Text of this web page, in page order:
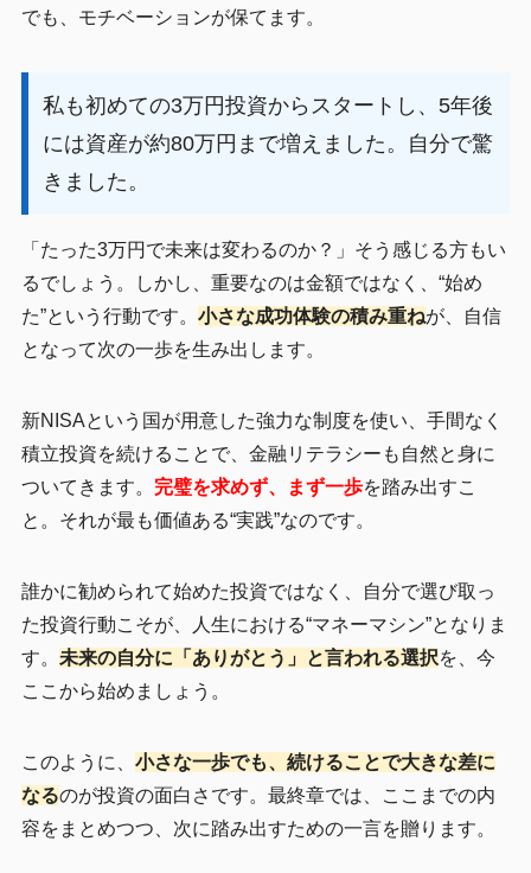
でも、モチベーションが保てます。
私も初めての3万円投資からスタートし、5年後
には資産が約80万円まで増えました。自分で驚
きました。
「たった3万円で未来は変わるのか？」そう感じる方もい
るでしょう。しかし、重要なのは金額ではなく、“始め
た”という行動です。 小さな成功体験の積み重ねが、自信
となって次の一歩を生み出します。
新NISAという国が用意した強力な制度を使い、手間なく
積立投資を続けることで、金融リテラシーも自然と身に
ついてきます。 完璧を求めず、まず一歩を踏み出すこ
と。それが最も価値ある“実践”なのです。
誰かに勧められて始めた投資ではなく、自分で選び取っ
た投資行動こそが、人生における“マネーマシン”となりま
す。 未来の自分に「ありがとう」と言われる選択を、今
ここから始めましょう。
このように、 小さな一歩でも、続けることで大きな差に
なるのが投資の面白さです。最終章では、ここまでの内
容をまとめつつ、次に踏み出すための一言を贈ります。